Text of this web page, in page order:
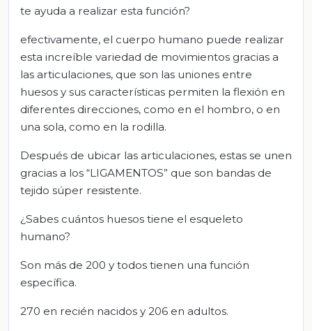
te ayuda a realizar esta función?
efectivamente, el cuerpo humano puede realizar
esta increíble variedad de movimientos gracias a
las articulaciones, que son las uniones entre
huesos y sus características permiten la flexión en
diferentes direcciones, como en el hombro, o en
una sola, como en la rodilla.
Después de ubicar las articulaciones, estas se unen
gracias a los “LIGAMENTOS” que son bandas de
tejido súper resistente.
¿Sabes cuántos huesos tiene el esqueleto
humano?
Son más de 200 y todos tienen una función
específica.
270 en recién nacidos y 206 en adultos.